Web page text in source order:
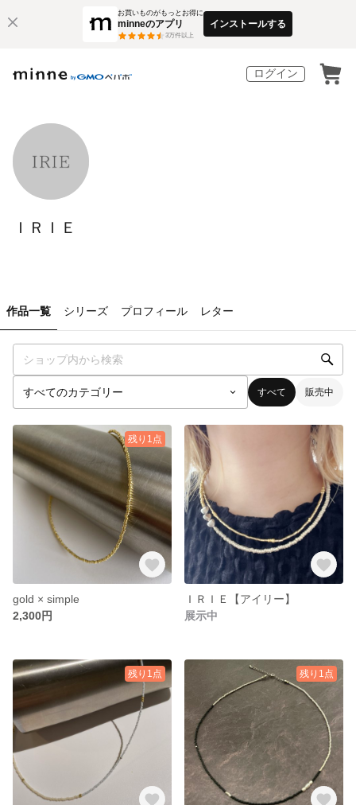
お買いものがもっとお得に
minneのアプリ
3万件以上
インストールする
ログイン
ＩＲＩＥ
作品一覧 シリーズ プロフィール レター
すべて 販売中
残り1点
gold × simple
2,300円
ＩＲＩＥ【アイリー】
展示中
残り1点 残り1点